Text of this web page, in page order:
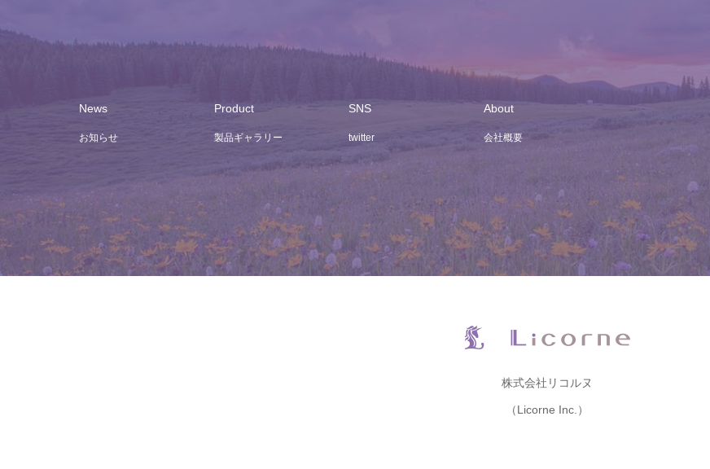
News
お知らせ
Product
製品ギャラリー
SNS
twitter
About
会社概要
株式会社リコルヌ
（Licorne Inc.）